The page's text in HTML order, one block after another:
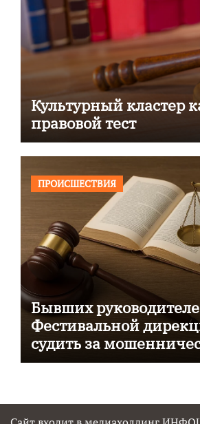
Культурный кластер
правовой тест
ПРОИСШЕСТВИЯ
Бывших
Фестивальной
судить за